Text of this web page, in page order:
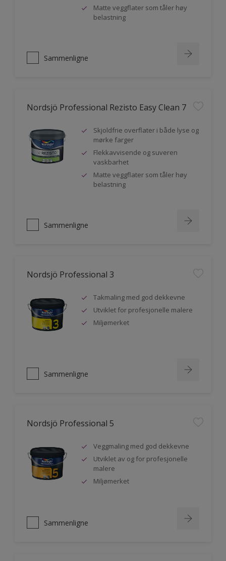
Matte veggflater som tåler høy
belastning
Sammenligne
Nordsjö Professional Rezisto Easy Clean 7
Skjoldfrie overflater i både lyse og
mørke farger
Flekkavvisende og suveren
vaskbarhet
Matte veggflater som tåler høy
belastning
Sammenligne
Nordsjö Professional 3
Takmaling med god dekkevne
Utviklet for profesjonelle malere
Miljømerket
Sammenligne
Nordsjö Professional 5
Veggmaling med god dekkevne
Utviklet av og for profesjonelle
malere
Miljømerket
Sammenligne